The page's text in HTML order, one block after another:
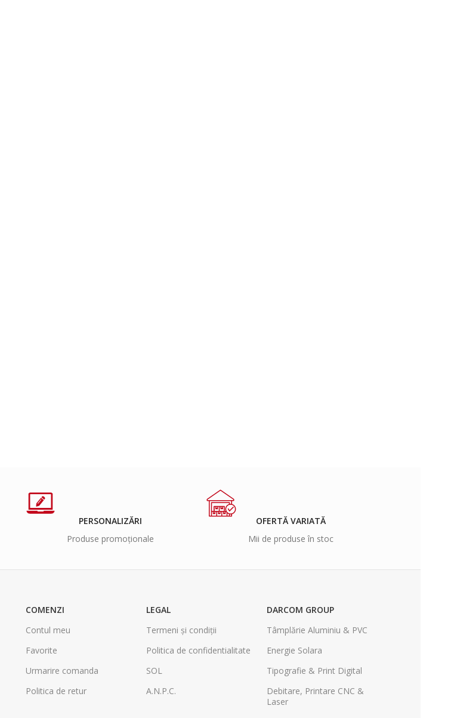
PERSONALIZĂRI
Produse promoționale
OFERTĂ VARIATĂ
Mii de produse în stoc
COMENZI
Contul meu
Favorite
Urmarire comanda
Politica de retur
LEGAL
Termeni și condiții
Politica de confidentialitate
SOL
A.N.P.C.
DARCOM GROUP
Tâmplărie Aluminiu & PVC
Energie Solara
Tipografie & Print Digital
Debitare, Printare CNC &
Laser